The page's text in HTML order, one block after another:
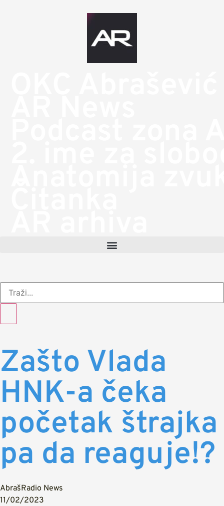
Zašto Vlada
HNK-a čeka
početak štrajka
pa da reaguje!?
AbrašRadio News
11/02/2023